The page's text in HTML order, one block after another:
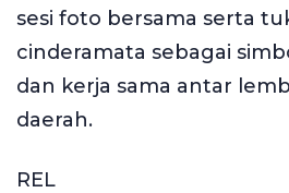
sesi foto bersama serta
cinderamata sebagai
dan kerja sama antar
daerah.
REL